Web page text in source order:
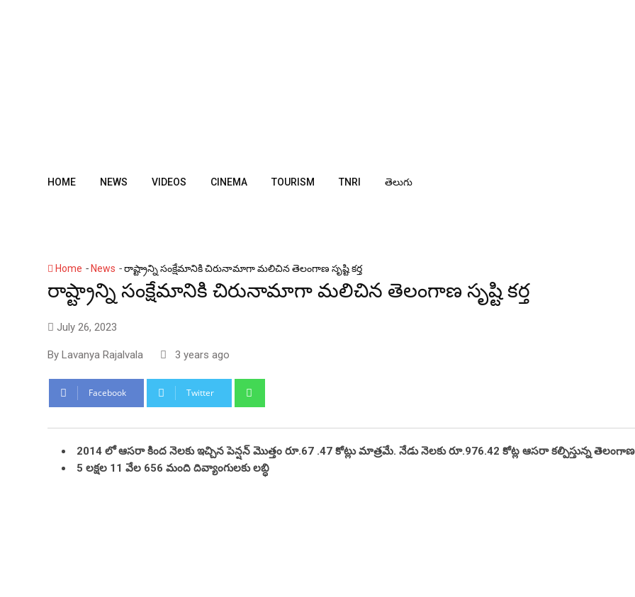
HOME NEWS VIDEOS CINEMA TOURISM TNRI తెలుగు
Home - News -రాష్ట్రాన్ని సంక్షేమానికి చిరునామాగా మలిచిన తెలంగాణ సృష్టి కర్త
రాష్ట్రాన్ని సంక్షేమానికి చిరునామాగా మలిచిన తెలంగాణ సృష్టి కర్త
July 26, 2023
By Lavanya Rajalvala 3 years ago
Facebook Twitter
2014 లో ఆసరా కింద నెలకు ఇచ్చిన పెన్షన్ మొత్తం రూ.67 .47 కోట్లు మాత్రమే. నేడు నెలకు రూ.976.42 కోట్ల ఆసరా కల్పిస్తున్న తెలంగాణ
5 లక్షల 11 వేల 656 మంది దివ్యాంగులకు లబ్ధి